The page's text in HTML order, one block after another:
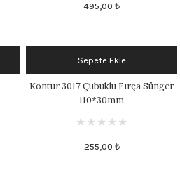
495,00 ₺
Sepete Ekle
Kontur 3017 Çubuklu Fırça Sünger
110*30mm
255,00 ₺